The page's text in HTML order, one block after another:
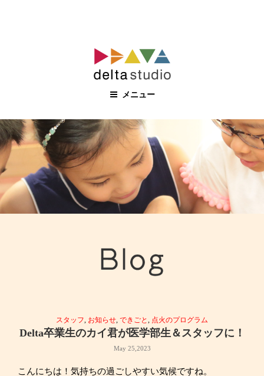
へ
ス
キ
ッ
プ
メニュー
スタッフ お知らせ できごと 点火のプログラム
Delta卒業生のカイ君が医学部生＆スタッフに！
May 25,2023
こんにちは！気持ちの過ごしやすい気候ですね。